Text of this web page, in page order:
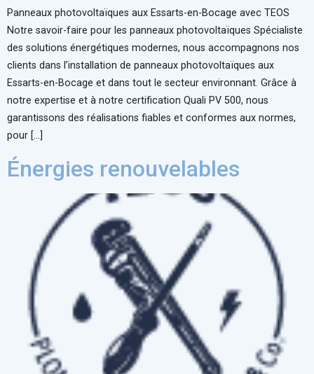
Panneaux photovoltaïques aux Essarts-en-Bocage avec TEOS
Notre savoir-faire pour les panneaux photovoltaïques Spécialiste
des solutions énergétiques modernes, nous accompagnons nos
clients dans l’installation de panneaux photovoltaïques aux
Essarts-en-Bocage et dans tout le secteur environnant. Grâce à
notre expertise et à notre certification Quali PV 500, nous
garantissons des réalisations fiables et conformes aux normes,
pour […]
Énergies renouvelables